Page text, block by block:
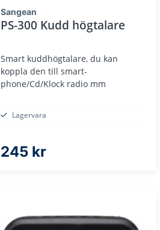
Sangean
PS-300 Kudd högtalare
Smart kuddhögtalare, du kan
koppla den till smart-
phone/Cd/Klock radio mm
Lagervara
245 kr